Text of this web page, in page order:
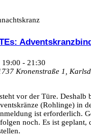
19:00 - 21:30
Kronenstraße 1,
vor der Türe. Deshalb
(Rohlinge) in
ist erforderlich.
noch. Es ist geplant,